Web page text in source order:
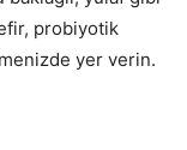
probiyotik
yer verin.